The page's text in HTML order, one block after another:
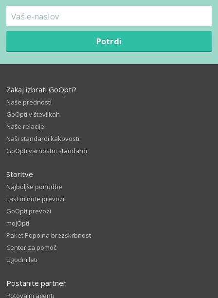
Potrdi
Zakaj izbrati GoOpti?
Naše prednosti
GoOpti v številkah
Naše relacije
Naši standardi kakovosti
GoOpti varnostni standardi
Storitve
Najboljše ponudbe
Last minute prevozi
GoOpti prevozi
mojOpti
Paket Popolna brezskrbnost
Center za pomoč
Ugodni leti
Postanite partner
Potovalni agenti